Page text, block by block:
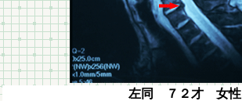
左同 ７２才 女性